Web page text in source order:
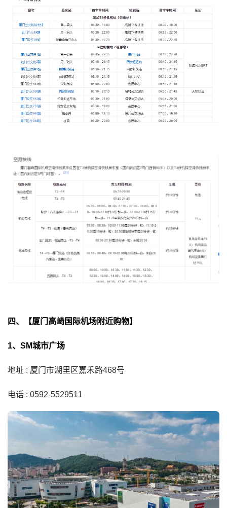
四、【厦门高崎国际机场附近购物】
1、SM城市广场
地址 : 厦门市湖里区嘉禾路468号
电话 : 0592-5529511